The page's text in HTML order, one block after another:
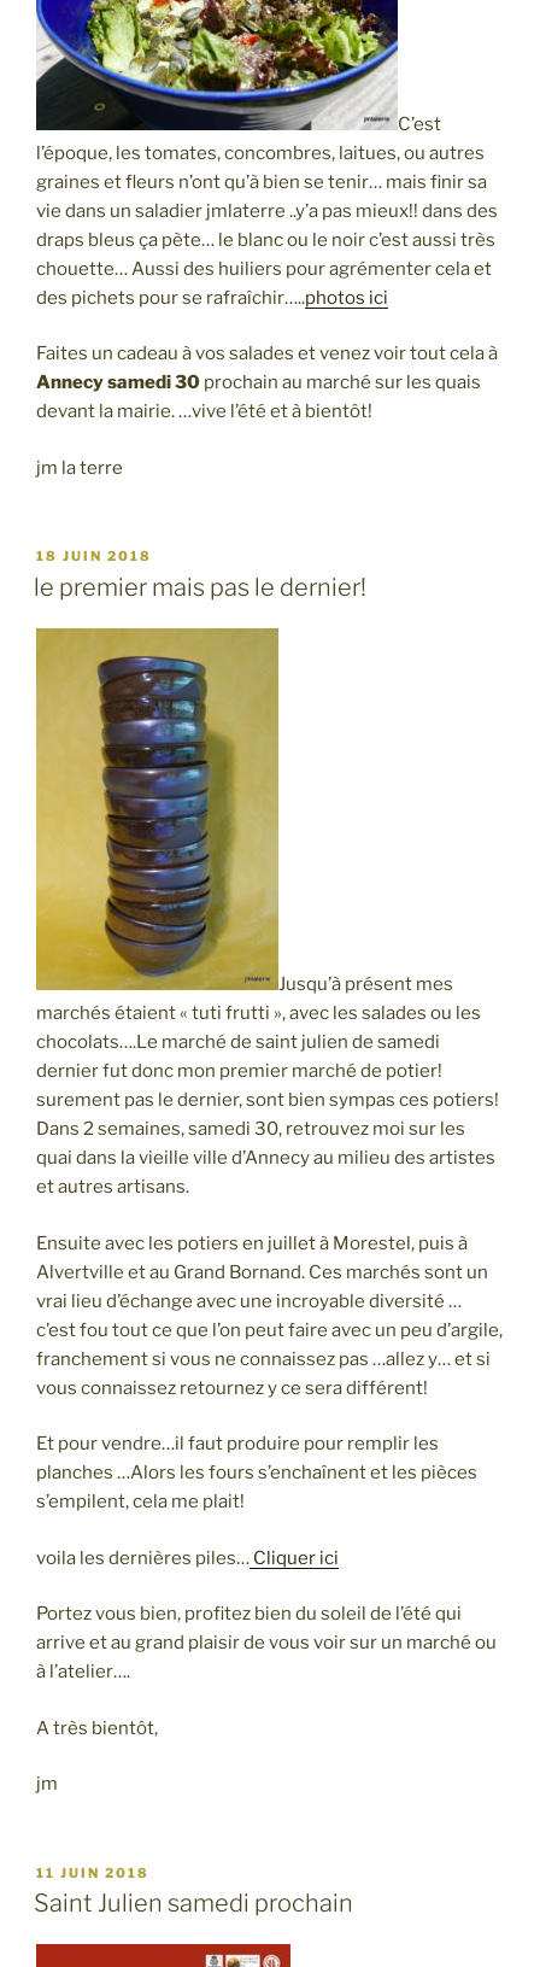
C’est
l’époque, les tomates, concombres, laitues, ou autres
graines et fleurs n’ont qu’à bien se tenir… mais finir sa
vie dans un saladier jmlaterre ..y’a pas mieux!! dans des
draps bleus ça pète… le blanc ou le noir c’est aussi très
chouette… Aussi des huiliers pour agrémenter cela et
des pichets pour se rafraîchir…..photos ici
Faites un cadeau à vos salades et venez voir tout cela à
Annecy samedi 30 prochain au marché sur les quais
devant la mairie. …vive l’été et à bientôt!
jm la terre
PUBLIÉ
LE
18 JUIN 2018
le premier mais pas le dernier!
Jusqu’à présent mes
marchés étaient « tuti frutti », avec les salades ou les
chocolats….Le marché de saint julien de samedi
dernier fut donc mon premier marché de potier!
surement pas le dernier, sont bien sympas ces potiers!
Dans 2 semaines, samedi 30, retrouvez moi sur les
quai dans la vieille ville d’Annecy au milieu des artistes
et autres artisans.
Ensuite avec les potiers en juillet à Morestel, puis à
Alvertville et au Grand Bornand. Ces marchés sont un
vrai lieu d’échange avec une incroyable diversité …
c’est fou tout ce que l’on peut faire avec un peu d’argile,
franchement si vous ne connaissez pas …allez y… et si
vous connaissez retournez y ce sera différent!
Et pour vendre…il faut produire pour remplir les
planches …Alors les fours s’enchaînent et les pièces
s’empilent, cela me plait!
voila les dernières piles… Cliquer ici
Portez vous bien, profitez bien du soleil de l’été qui
arrive et au grand plaisir de vous voir sur un marché ou
à l’atelier….
A très bientôt,
jm
PUBLIÉ
LE
11 JUIN 2018
Saint Julien samedi prochain